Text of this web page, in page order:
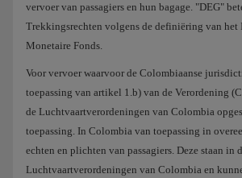
vervoer van passagiers en hun bagage. "DEG"
Trekkingsrechten volgens de definiëring van het
Monetaire Fonds.
Voor vervoer waarvoor de Colombiaanse
toepassing van artikel 1.b) van de Verordening
de Luchtvaartverordeningen van Colombia
toepassing. In Colombia van toepassing in
echten en plichten van passagiers. Deze staan in
Luchtvaartverordeningen van Colombia en